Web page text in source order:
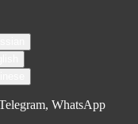
WhatsApp